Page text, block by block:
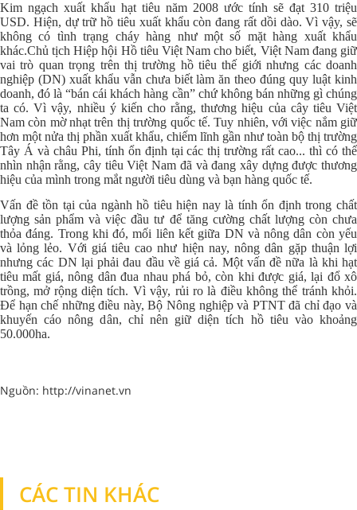
Kim ngạch xuất khẩu hạt tiêu năm 2008 ước tính sẽ đạt 310 triệu
USD. Hiện, dự trữ hồ tiêu xuất khẩu còn đang rất dồi dào. Vì vậy, sẽ
không có tình trạng cháy hàng như một số mặt hàng xuất khẩu
khác.Chủ tịch Hiệp hội Hồ tiêu Việt Nam cho biết, Việt Nam đang giữ
vai trò quan trọng trên thị trường hồ tiêu thế giới nhưng các doanh
nghiệp (DN) xuất khẩu vẫn chưa biết làm ăn theo đúng quy luật kinh
doanh, đó là “bán cái khách hàng cần” chứ không bán những gì chúng
ta có. Vì vậy, nhiều ý kiến cho rằng, thương hiệu của cây tiêu Việt
Nam còn mờ nhạt trên thị trường quốc tế. Tuy nhiên, với việc nắm giữ
hơn một nửa thị phần xuất khẩu, chiếm lĩnh gần như toàn bộ thị trường
Tây Á và châu Phi, tính ổn định tại các thị trường rất cao... thì có thể
nhìn nhận rằng, cây tiêu Việt Nam đã và đang xây dựng được thương
hiệu của mình trong mắt người tiêu dùng và bạn hàng quốc tế.
Vấn đề tồn tại của ngành hồ tiêu hiện nay là tính ổn định trong chất
lượng sản phẩm và việc đầu tư để tăng cường chất lượng còn chưa
thỏa đáng. Trong khi đó, mối liên kết giữa DN và nông dân còn yếu
và lỏng lẻo. Với giá tiêu cao như hiện nay, nông dân gặp thuận lợi
nhưng các DN lại phải đau đầu về giá cả. Một vấn đề nữa là khi hạt
tiêu mất giá, nông dân đua nhau phá bỏ, còn khi được giá, lại đổ xô
trồng, mở rộng diện tích. Vì vậy, rủi ro là điều không thể tránh khỏi.
Để hạn chế những điều này, Bộ Nông nghiệp và PTNT đã chỉ đạo và
khuyến cáo nông dân, chỉ nên giữ diện tích hồ tiêu vào khoảng
50.000ha.
Nguồn: http://vinanet.vn
CÁC TIN KHÁC